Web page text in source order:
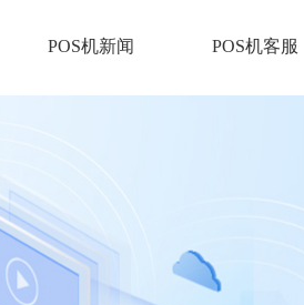
POS机新闻 POS机客服